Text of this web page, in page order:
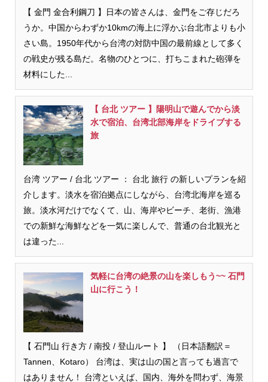
【 金門 金合利鋼刀 】日本の皆さんは、金門をご存じだろ
うか。中国からわずか10kmの海上に浮かぶ台北市よりも小
さい島。1950年代から台湾の対防中国の最前線として多く
の戦史が残る島だ。名物のひとつに、打ちこまれた砲弾を
材料にした...
【 台北 ツアー 】陽明山で遊んでから淡
水で宿泊、台湾北部海岸をドライブする
旅
台湾 ツアー / 台北 ツアー ： 台北 旅行 の新しいプランを紹
介します。淡水を宿泊拠点にしながら、台湾北海岸を巡る
旅。淡水河だけでなくて、山、海岸やビーチ、老街、漁港
での新鮮な海鮮などを一気に楽しんで、普通の台北観光と
は違った...
気軽に台湾の絶景の山を楽しもう~~ 石門
山に行こう！
【 石門山 行き方 / 南投 / 登山ルート 】 （日本語翻訳＝
Tannen、Kotaro） 台湾は、実は山の国と言っても過言で
はありません！ 台湾といえば、国内、海外を問わず、海景